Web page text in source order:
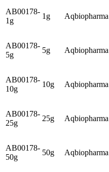
AB00178-
1g
1g Aqbiopharma
AB00178-
5g
5g Aqbiopharma
AB00178-
10g
10g Aqbiopharma
AB00178-
25g
25g Aqbiopharma
AB00178-
50g
50g Aqbiopharma